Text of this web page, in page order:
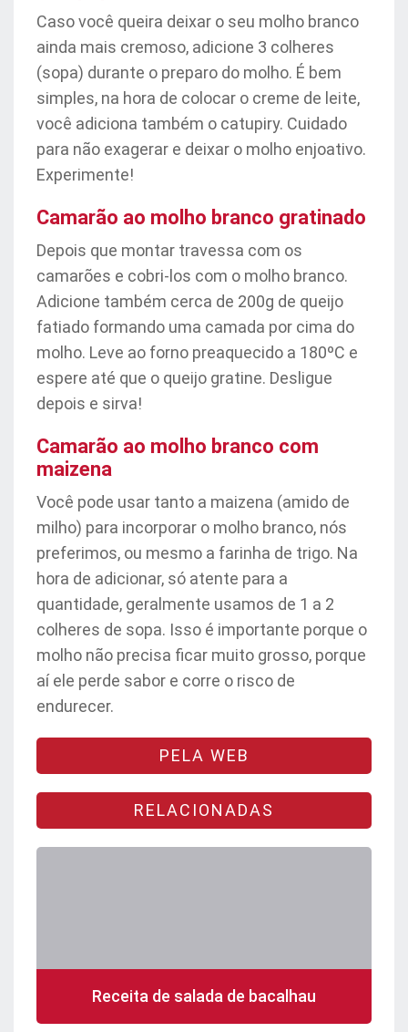
Caso você queira deixar o seu molho branco
ainda mais cremoso, adicione 3 colheres
(sopa) durante o preparo do molho. É bem
simples, na hora de colocar o creme de leite,
você adiciona também o catupiry. Cuidado
para não exagerar e deixar o molho enjoativo.
Experimente!
Camarão ao molho branco gratinado
Depois que montar travessa com os
camarões e cobri-los com o molho branco.
Adicione também cerca de 200g de queijo
fatiado formando uma camada por cima do
molho. Leve ao forno preaquecido a 180ºC e
espere até que o queijo gratine. Desligue
depois e sirva!
Camarão ao molho branco com
maizena
Você pode usar tanto a maizena (amido de
milho) para incorporar o molho branco, nós
preferimos, ou mesmo a farinha de trigo. Na
hora de adicionar, só atente para a
quantidade, geralmente usamos de 1 a 2
colheres de sopa. Isso é importante porque o
molho não precisa ficar muito grosso, porque
aí ele perde sabor e corre o risco de
endurecer.
PELA WEB
RELACIONADAS
Receita de salada de bacalhau